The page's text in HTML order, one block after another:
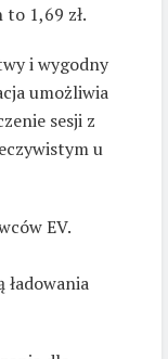
1,69 zł.
i wygodny
umożliwia
sesji z
u
EV.